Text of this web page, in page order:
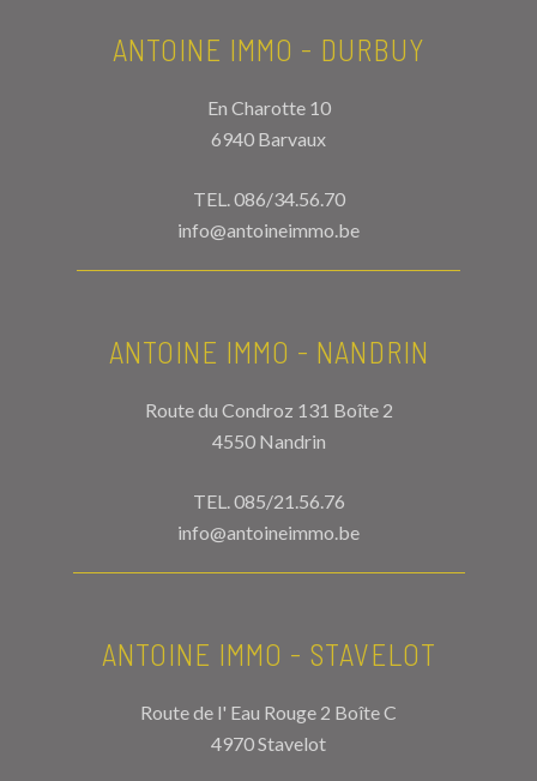
ANTOINE IMMO - DURBUY
En Charotte 10
6940 Barvaux
TEL.086/34.56.70
info@antoineimmo.be
ANTOINE IMMO - NANDRIN
Route du Condroz 131 Boîte 2
4550 Nandrin
TEL.085/21.56.76
info@antoineimmo.be
ANTOINE IMMO - STAVELOT
Route de l' Eau Rouge 2 Boîte C
4970 Stavelot